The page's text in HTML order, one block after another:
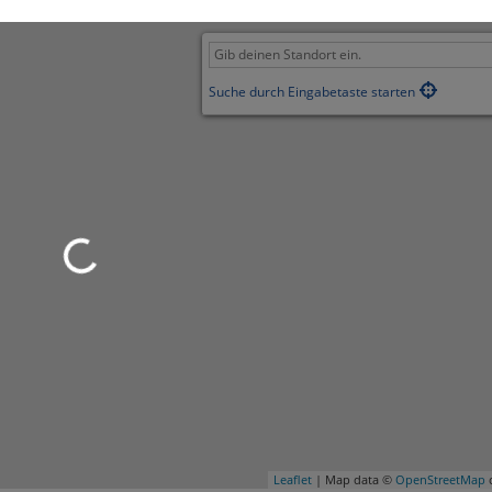
Suche durch Eingabetaste starten
Leaflet | Map data © OpenStreetMap